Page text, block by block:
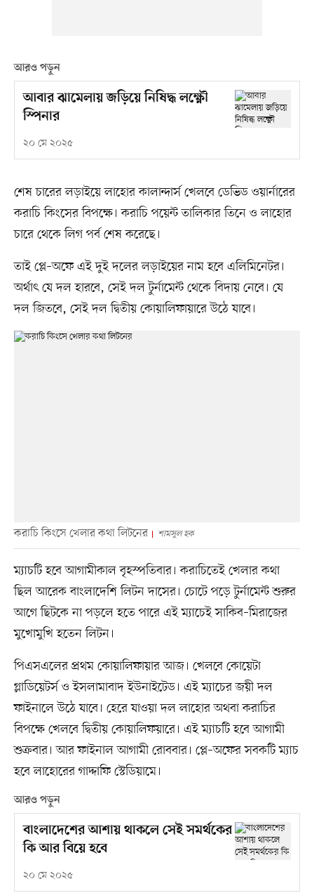
আরও পড়ুন
আবার ঝামেলায় জড়িয়ে নিষিদ্ধ লক্ষ্ণৌ
স্পিনার
২০ মে ২০২৫
শেষ চারের লড়াইয়ে লাহোর কালান্দার্স খেলবে ডেভিড ওয়ার্নারের
করাচি কিংসের বিপক্ষে। করাচি পয়েন্ট তালিকার তিনে ও লাহোর
চারে থেকে লিগ পর্ব শেষ করেছে।
তাই প্লে–অফে এই দুই দলের লড়াইয়ের নাম হবে এলিমিনেটর।
অর্থাৎ যে দল হারবে, সেই দল টুর্নামেন্ট থেকে বিদায় নেবে। যে
দল জিতবে, সেই দল দ্বিতীয় কোয়ালিফায়ারে উঠে যাবে।
করাচি কিংসে খেলার কথা লিটনের শামসুল হক
ম্যাচটি হবে আগামীকাল বৃহস্পতিবার। করাচিতেই খেলার কথা
ছিল আরেক বাংলাদেশি লিটন দাসের। চোটে পড়ে টুর্নামেন্ট শুরুর
আগে ছিটকে না পড়লে হতে পারে এই ম্যাচেই সাকিব–মিরাজের
মুখোমুখি হতেন লিটন।
পিএসএলের প্রথম কোয়ালিফায়ার আজ। খেলবে কোয়েটা
গ্লাডিয়েটর্স ও ইসলামাবাদ ইউনাইটেড। এই ম্যাচের জয়ী দল
ফাইনালে উঠে যাবে। হেরে যাওয়া দল লাহোর অথবা করাচির
বিপক্ষে খেলবে দ্বিতীয় কোয়ালিফয়ারে। এই ম্যাচটি হবে আগামী
শুক্রবার। আর ফাইনাল আগামী রোববার। প্লে–অফের সবকটি ম্যাচ
হবে লাহোরের গাদ্দাফি স্টেডিয়ামে।
আরও পড়ুন
বাংলাদেশের আশায় থাকলে সেই সমর্থকের
কি আর বিয়ে হবে
২০ মে ২০২৫